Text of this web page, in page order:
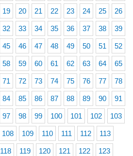
19 20 21 22 23 24 25 26
32 33 34 35 36 37 38 39
45 46 47 48 49 50 51 52
58 59 60 61 62 63 64 65
71 72 73 74 75 76 77 78
84 85 86 87 88 89 90 91
97 98 99 100 101 102 103
108 109 110 111 112 113
118 119 120 121 122 123